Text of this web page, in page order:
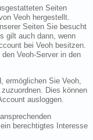
Seiten
Veoh hergestellt.
Seiten Sie besucht
gilt auch dann, wenn
bei Veoh besitzen.
Veoh-Server in den
ermöglichen Sie Veoh,
Dies können
ausloggen.
berechtigtes Interesse